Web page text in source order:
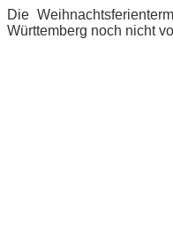
Die
Württemberg noch nicht